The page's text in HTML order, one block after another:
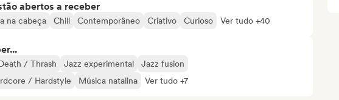
abertos a receber
na cabeça Chill Contemporâneo Criativo Curioso Ver tudo +40
/ Thrash Jazz experimental
Jazz fusion
/ Hardstyle
Música natalina Ver tudo +7